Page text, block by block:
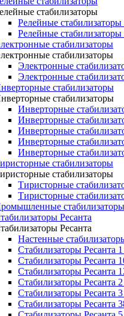
стабилизаторы
Релейные
Релейные
стабилизаторы
стабилизаторы
Электронные
Электронные
стабилизаторы
стабилизаторы
Инверторные
Инверторные
Инверторные
Инверторные
Инверторные
стабилизаторы
стабилизаторы
Тиристорные
Тиристорные
стабилизаторы
Ресанта
Ресанта
Настенные
Стабилизаторы Ресанта
Стабилизаторы Ресанта
Стабилизаторы Ресанта
Стабилизаторы Ресанта
Стабилизаторы Ресанта
Стабилизаторы Ресанта